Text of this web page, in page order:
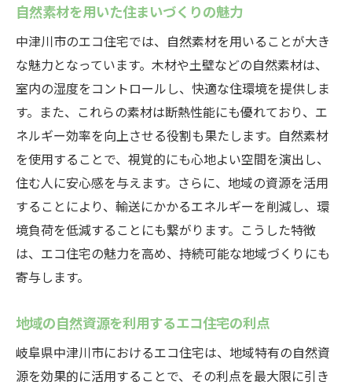
エコ住宅の設計が描く未来の住まい
持続可能な暮らしを実現するための取り組
み
中津川市におけるエコ住宅の成功事例
エネルギー自給自足を目指すエコ住宅の挑
戦
地域社会と共に進めるエコ住宅プロジェク
ト
未来志向の住まいづくりを支える技術
エコ住宅の空調システムがもたらすエネルギー
効率化の秘訣
に
持続可能性を高める空調システムの選択基
準
自然素材を用いた住まいづくりの魅力
中津川市のエコ住宅では、自然素材を用いることが大き
な魅力となっています。木材や土壁などの自然素材は、
室内の湿度をコントロールし、快適な住環境を提供しま
す。また、これらの素材は断熱性能にも優れており、エ
ネルギー効率を向上させる役割も果たします。自然素材
を使用することで、視覚的にも心地よい空間を演出し、
住む人に安心感を与えます。さらに、地域の資源を活用
することにより、輸送にかかるエネルギーを削減し、環
境負荷を低減することにも繋がります。こうした特徴
は、エコ住宅の魅力を高め、持続可能な地域づくりにも
寄与します。
地域の自然資源を利用するエコ住宅の利点
岐阜県中津川市におけるエコ住宅は、地域特有の自然資
源を効果的に活用することで、その利点を最大限に引き